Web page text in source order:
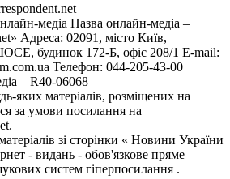
медіа Назва онлайн-медіа –
Адреса: 02091, місто Київ,
будинок 172-Б, офіс 208/1 E-mail:
Телефон: 044-205-43-00
– R40-06068
яких матеріалів, розміщених на
за умови посилання на
зі сторінки « Новини України
- видань - обов'язкове пряме
систем гіперпосилання .